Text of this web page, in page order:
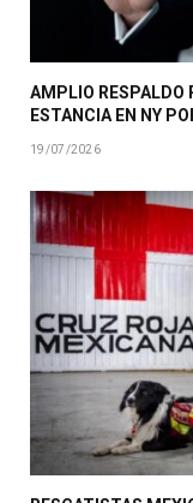
AMPLIO RESPALDO
ESTANCIA EN NY
19/07/2026